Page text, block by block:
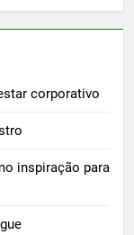
corporativo
inspiração para